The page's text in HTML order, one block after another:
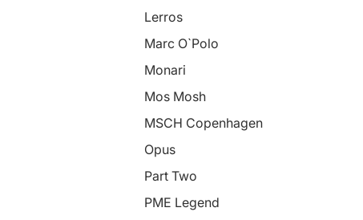
Lerros
Marc O`Polo
Monari
Mos Mosh
MSCH Copenhagen
Opus
Part Two
PME Legend